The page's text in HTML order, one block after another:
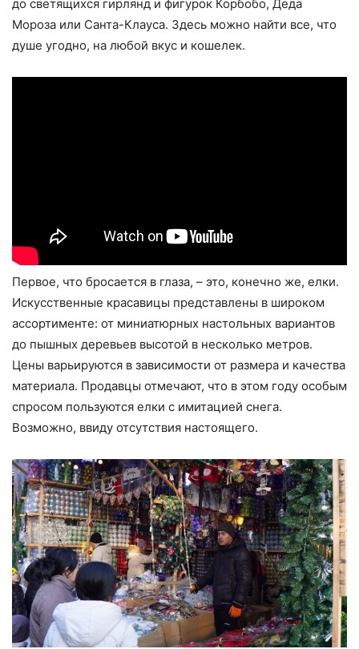
до светящихся гирлянд и фигурок Корбобо, Деда
Мороза или Санта-Клауса. Здесь можно найти все, что
душе угодно, на любой вкус и кошелек.
Первое, что бросается в глаза, – это, конечно же, елки.
Искусственные красавицы представлены в широком
ассортименте: от миниатюрных настольных вариантов
до пышных деревьев высотой в несколько метров.
Цены варьируются в зависимости от размера и качества
материала. Продавцы отмечают, что в этом году особым
спросом пользуются елки с имитацией снега.
Возможно, ввиду отсутствия настоящего.